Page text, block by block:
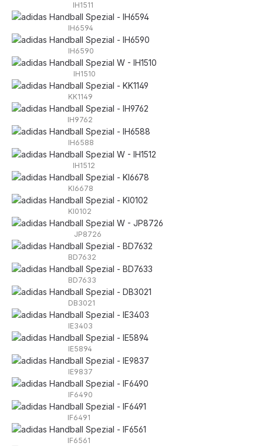
IH1511
IH6594
IH6590
IH1510
KK1149
IH9762
IH6588
IH1512
KI6678
KI0102
JP8726
BD7632
BD7633
DB3021
IE3403
IE5894
IE9837
IF6490
IF6491
IF6561